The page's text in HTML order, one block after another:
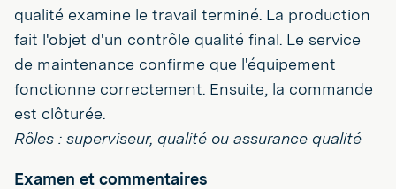
qualité examine le travail terminé. La production
fait l'objet d'un contrôle qualité final. Le service
de maintenance confirme que l'équipement
fonctionne correctement. Ensuite, la commande
est clôturée.
Rôles : superviseur, qualité ou assurance qualité
Examen et commentaires